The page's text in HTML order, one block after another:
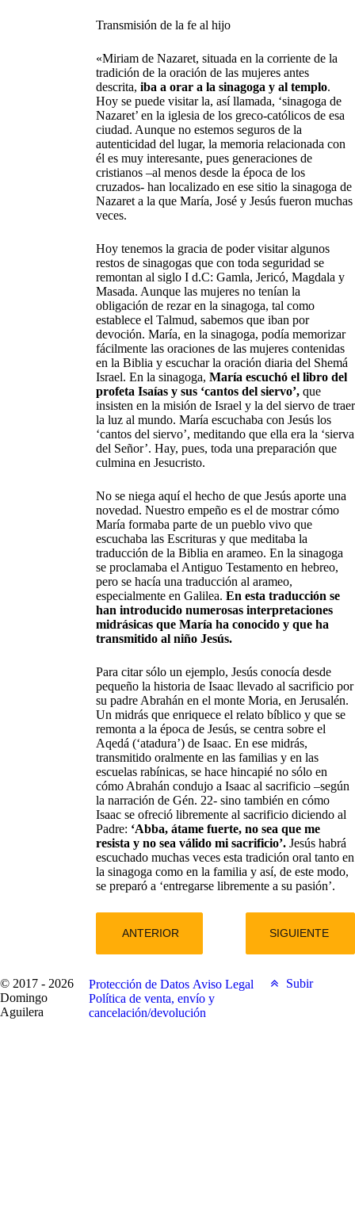
Transmisión de la fe al hijo
«Miriam de Nazaret, situada en la corriente de la
tradición de la oración de las mujeres antes
descrita, iba a orar a la sinagoga y al templo.
Hoy se puede visitar la, así llamada, ‘sinagoga de
Nazaret’ en la iglesia de los greco-católicos de esa
ciudad. Aunque no estemos seguros de la
autenticidad del lugar, la memoria relacionada con
él es muy interesante, pues generaciones de
cristianos –al menos desde la época de los
cruzados- han localizado en ese sitio la sinagoga de
Nazaret a la que María, José y Jesús fueron muchas
veces.
Hoy tenemos la gracia de poder visitar algunos
restos de sinagogas que con toda seguridad se
remontan al siglo I d.C: Gamla, Jericó, Magdala y
Masada. Aunque las mujeres no tenían la
obligación de rezar en la sinagoga, tal como
establece el Talmud, sabemos que iban por
devoción. María, en la sinagoga, podía memorizar
fácilmente las oraciones de las mujeres contenidas
en la Biblia y escuchar la oración diaria del Shemá
Israel. En la sinagoga, María escuchó el libro del
profeta Isaías y sus ‘cantos del siervo’,que
insisten en la misión de Israel y la del siervo de traer
la luz al mundo. María escuchaba con Jesús los
‘cantos del siervo’, meditando que ella era la ‘sierva
del Señor’. Hay, pues, toda una preparación que
culmina en Jesucristo.
No se niega aquí el hecho de que Jesús aporte una
novedad. Nuestro empeño es el de mostrar cómo
María formaba parte de un pueblo vivo que
escuchaba las Escrituras y que meditaba la
traducción de la Biblia en arameo. En la sinagoga
se proclamaba el Antiguo Testamento en hebreo,
pero se hacía una traducción al arameo,
especialmente en Galilea. En esta traducción se
han introducido numerosas interpretaciones
midrásicas que María ha conocido y que ha
transmitido al niño Jesús.
Para citar sólo un ejemplo, Jesús conocía desde
pequeño la historia de Isaac llevado al sacrificio por
su padre Abrahán en el monte Moria, en Jerusalén.
Un midrás que enriquece el relato bíblico y que se
remonta a la época de Jesús, se centra sobre el
Aqedá (‘atadura’) de Isaac. En ese midrás,
transmitido oralmente en las familias y en las
escuelas rabínicas, se hace hincapié no sólo en
cómo Abrahán condujo a Isaac al sacrificio –según
la narración de Gén. 22- sino también en cómo
Isaac se ofreció libremente al sacrificio diciendo al
Padre: ‘Abba, átame fuerte, no sea que me
resista y no sea válido mi sacrificio’.Jesús habrá
escuchado muchas veces esta tradición oral tanto en
la sinagoga como en la familia y así, de este modo,
se preparó a ‘entregarse libremente a su pasión’.
ANTERIOR SIGUIENTE
© 2017 - 2026
Domingo
Aguilera
Protección de Datos Aviso Legal
Política de venta, envío y
cancelación/devolución
Subir